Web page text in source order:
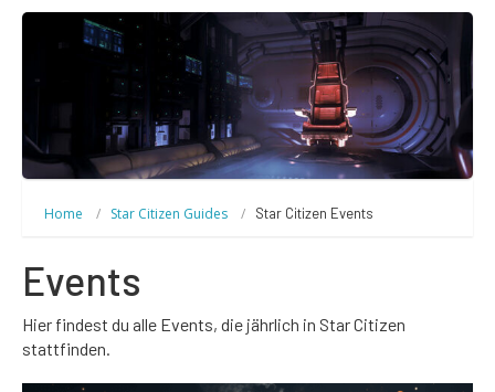
Home Star Citizen Guides Star Citizen Events
Events
Hier findest du alle Events, die jährlich in Star Citizen
stattfinden.